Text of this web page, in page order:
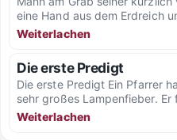
eine Hand aus dem Erdreich
Weiterlachen
Die erste Predigt
Die erste Predigt Ein Pfarrer
sehr großes Lampenfieber.
Apotheker,...
Weiterlachen